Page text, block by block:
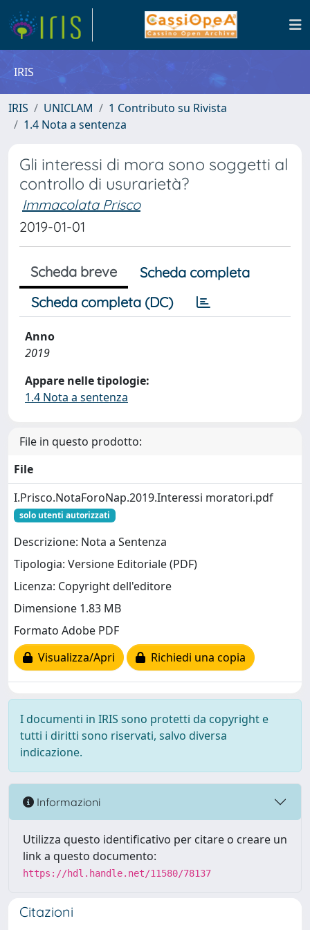
IRIS
IRIS UNICLAM
1 Contributo su Rivista
1.4 Nota a sentenza
Gli interessi di mora sono soggetti al
controllo di usurarietà?
Immacolata Prisco
2019-01-01
Scheda breve
Scheda completa
Scheda completa (DC)
Anno
2019
Appare nelle tipologie:
1.4 Nota a sentenza
File in questo prodotto:
File
I.Prisco.NotaForoNap.2019.Interessi moratori.pdf
solo utenti autorizzati
Descrizione: Nota a Sentenza
Tipologia: Versione Editoriale (PDF)
Licenza: Copyright dell'editore
Dimensione 1.83 MB
Formato Adobe PDF
Visualizza/Apri
Richiedi una copia
I documenti in IRIS sono protetti da copyright e
tutti i diritti sono riservati, salvo diversa
indicazione.
Informazioni
Utilizza questo identificativo per citare o creare un
link a questo documento:
https://hdl.handle.net/11580/78137
Citazioni